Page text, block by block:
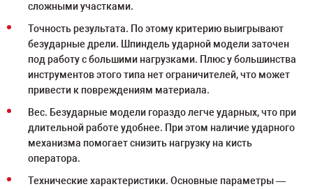
сложными участками.
Точность результата. По этому критерию выигрывают
безударные дрели. Шпиндель ударной модели заточен
под работу с большими нагрузками. Плюс у большинства
инструментов этого типа нет ограничителей, что может
привести к повреждениям материала.
Вес. Безударные модели гораздо легче ударных, что при
длительной работе удобнее. При этом наличие ударного
механизма помогает снизить нагрузку на кисть
оператора.
Технические характеристики. Основные параметры —